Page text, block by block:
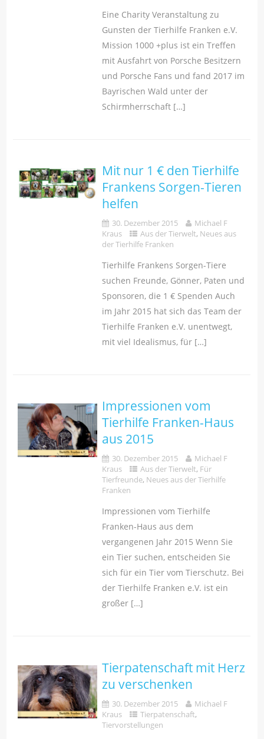
Eine Charity Veranstaltung zu
Gunsten der Tierhilfe Franken e.V.
Mission 1000 +plus ist ein Treffen
mit Ausfahrt von Porsche Besitzern
und Porsche Fans und fand 2017 im
Bayrischen Wald unter der
Schirmherrschaft […]
Mit nur 1 € den Tierhilfe
Frankens Sorgen-Tieren
helfen
30. Dezember 2015
Michael F
Kraus
Aus der Tierwelt, Neues aus
der Tierhilfe Franken
Tierhilfe Frankens Sorgen-Tiere
suchen Freunde, Gönner, Paten und
Sponsoren, die 1 € Spenden Auch
im Jahr 2015 hat sich das Team der
Tierhilfe Franken e.V. unentwegt,
mit viel Idealismus, für […]
Impressionen vom
Tierhilfe Franken-Haus
aus 2015
30. Dezember 2015
Michael F
Kraus
Aus der Tierwelt, Für
Tierfreunde, Neues aus der Tierhilfe
Franken
Impressionen vom Tierhilfe
Franken-Haus aus dem
vergangenen Jahr 2015 Wenn Sie
ein Tier suchen, entscheiden Sie
sich für ein Tier vom Tierschutz. Bei
der Tierhilfe Franken e.V. ist ein
großer […]
Tierpatenschaft mit Herz
zu verschenken
30. Dezember 2015
Michael F
Kraus
Tierpatenschaft,
Tiervorstellungen